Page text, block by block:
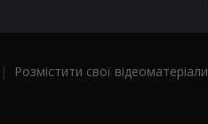
| Розмістити свої відеоматеріали